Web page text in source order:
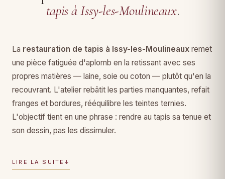
tapis à Issy-les-Moulineaux.
La restauration de tapis à Issy-les-Moulineaux remet
une pièce fatiguée d'aplomb en la retissant avec ses
propres matières — laine, soie ou coton — plutôt qu'en la
recouvrant. L'atelier rebâtit les parties manquantes, refait
franges et bordures, rééquilibre les teintes ternies.
L'objectif tient en une phrase : rendre au tapis sa tenue et
son dessin, pas les dissimuler.
LIRE LA SUITE ↓